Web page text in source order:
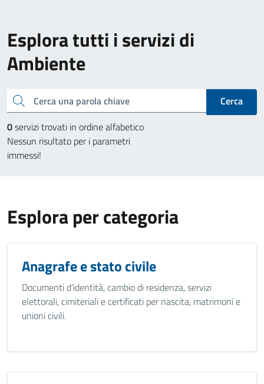
Esplora tutti i servizi di
Ambiente
Cerca una parola chiave
Cerca
0servizi trovati in ordine alfabetico
Nessun risultato per i parametri
immessi!
Esplora per categoria
Anagrafe e stato civile
Documenti d’identità, cambio di residenza, servizi
elettorali, cimiteriali e certificati per nascita, matrimoni e
unioni civili.